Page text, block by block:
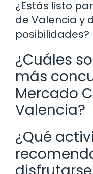
¿Estás listo
de Valencia y
posibilidades?
¿Cuáles
más
Mercado
Valencia?
¿Qué